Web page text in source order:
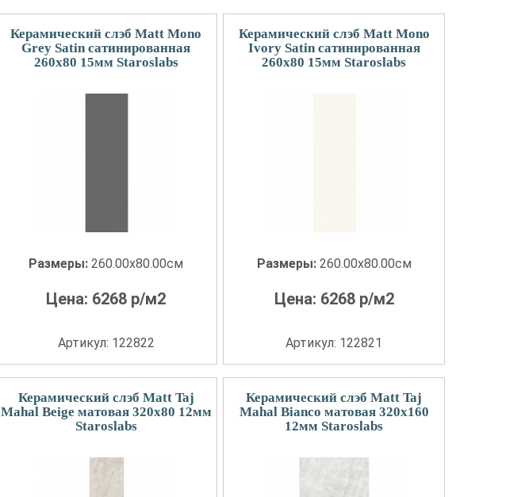
Керамический слэб Matt Mono
Grey Satin сатинированная
260x80 15мм Staroslabs
Размеры:260.00x80.00см
Цена: 6268 р/м2
Артикул: 122822
Керамический слэб Matt Mono
Ivory Satin сатинированная
260x80 15мм Staroslabs
Размеры: 260.00x80.00см
Цена: 6268р/м2
Артикул: 122821
Керамический слэб Matt Taj
Mahal Beige матовая 320x80 12мм
Staroslabs
Керамический слэб Matt Taj
Mahal Bianco матовая 320x160
12мм Staroslabs